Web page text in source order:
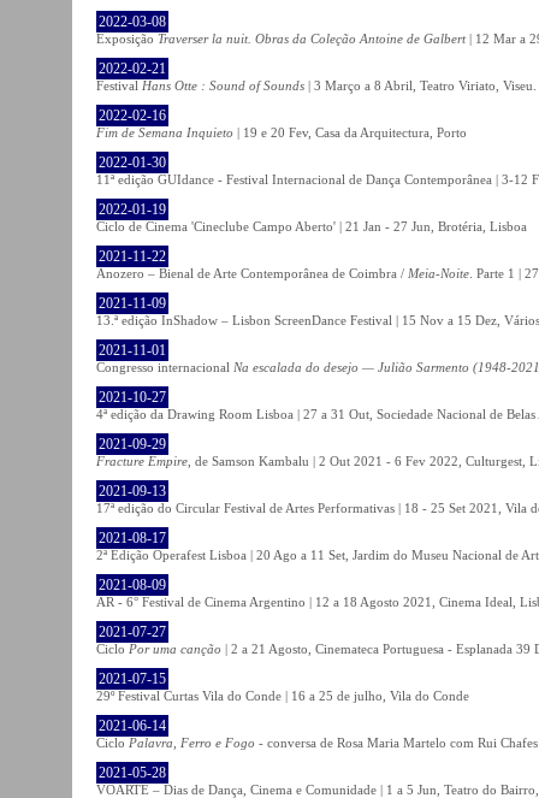
2022-03-08
Exposição Traverser la nuit. Obras da Coleção Antoine de Galbert | 12 Mar a
2022-02-21
Festival Hans Otte : Sound of Sounds | 3 Março a 8 Abril, Teatro Viriato, Viseu.
2022-02-16
Fim de Semana Inquieto | 19 e 20 Fev, Casa da Arquitectura, Porto
2022-01-30
11ª edição GUIdance - Festival Internacional de Dança Contemporânea | 3-12
2022-01-19
Ciclo de Cinema 'Cineclube Campo Aberto' | 21 Jan - 27 Jun, Brotéria, Lisboa
2021-11-22
Anozero – Bienal de Arte Contemporânea de Coimbra / Meia-Noite . Parte 1 |
2021-11-09
13.ª edição InShadow – Lisbon ScreenDance Festival | 15 Nov a 15 Dez,
2021-11-01
Congresso internacional Na escalada do desejo — Julião Sarmento (1948-
2021-10-27
4ª edição da Drawing Room Lisboa | 27 a 31 Out, Sociedade Nacional de
2021-09-29
Fracture Empire , de Samson Kambalu | 2 Out 2021 - 6 Fev 2022, Culturgest,
2021-09-13
17ª edição do Circular Festival de Artes Performativas | 18 - 25 Set 2021, Vila
2021-08-17
2ª Edição Operafest Lisboa | 20 Ago a 11 Set, Jardim do Museu Nacional de
2021-08-09
AR - 6° Festival de Cinema Argentino | 12 a 18 Agosto 2021, Cinema Ideal,
2021-07-27
Ciclo Por uma canção | 2 a 21 Agosto, Cinemateca Portuguesa - Esplanada 39
2021-07-15
29º Festival Curtas Vila do Conde | 16 a 25 de julho, Vila do Conde
2021-06-14
Ciclo Palavra, Ferro e Fogo - conversa de Rosa Maria Martelo com Rui
2021-05-28
VOARTE – Dias de Dança, Cinema e Comunidade | 1 a 5 Jun, Teatro do